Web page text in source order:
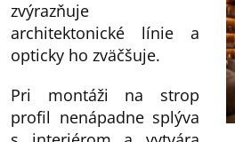
zvýrazňuje
architektonické línie a
opticky ho zväčšuje.
Pri montáži na strop
profil nenápadne splýva